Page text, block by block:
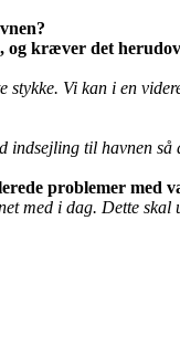
kræver det
Vi kan i en
til havnen
problemer med
med i dag. Dette skal